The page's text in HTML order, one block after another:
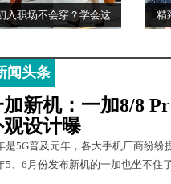
入职场不会穿？学会这 精
闻头条
新机：一加8/8
观设计曝
是5G普及元年，各大手机厂商纷纷
5、6月份发布新机的一加也坐不住